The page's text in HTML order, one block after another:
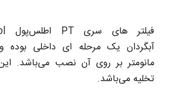
مانومتر بر روی آن نصب می‌باشد. این
تخلیه می‌باشد.